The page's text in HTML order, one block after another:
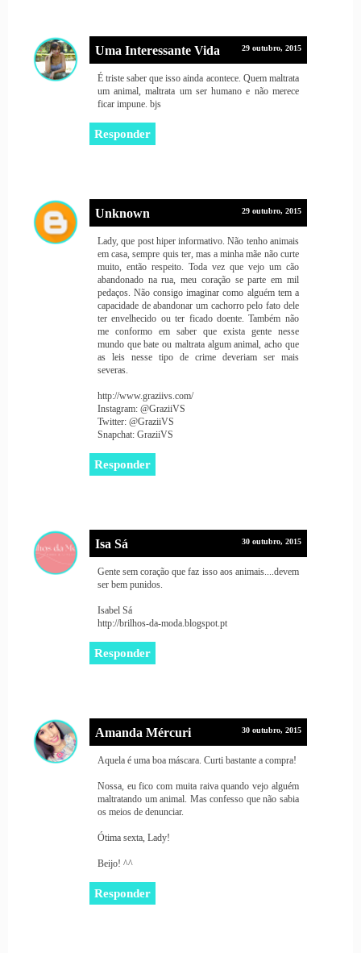
Uma Interessante Vida 29 outubro, 2015
É triste saber que isso ainda acontece. Quem maltrata
um animal, maltrata um ser humano e não merece
ficar impune. bjs
Responder
Unknown 29 outubro, 2015
Lady, que post hiper informativo. Não tenho animais
em casa, sempre quis ter, mas a minha mãe não curte
muito, então respeito. Toda vez que vejo um cão
abandonado na rua, meu coração se parte em mil
pedaços. Não consigo imaginar como alguém tem a
capacidade de abandonar um cachorro pelo fato dele
ter envelhecido ou ter ficado doente. Também não
me conformo em saber que exista gente nesse
mundo que bate ou maltrata algum animal, acho que
as leis nesse tipo de crime deveriam ser mais
severas.
http://www.graziivs.com/
Instagram: @GraziiVS
Twitter: @GraziiVS
Snapchat: GraziiVS
Responder
Isa Sá 30 outubro, 2015
Gente sem coração que faz isso aos animais....devem
ser bem punidos.
Isabel Sá
http://brilhos-da-moda.blogspot.pt
Responder
Amanda Mércuri 30 outubro, 2015
Aquela é uma boa máscara. Curti bastante a compra!
Nossa, eu fico com muita raiva quando vejo alguém
maltratando um animal. Mas confesso que não sabia
os meios de denunciar.
Ótima sexta, Lady!
Beijo! ^^
Responder